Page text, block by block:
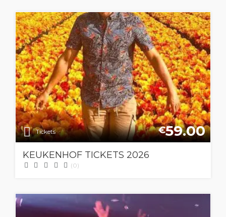
Tickets €59.00
KEUKENHOF TICKETS 2026
(0)